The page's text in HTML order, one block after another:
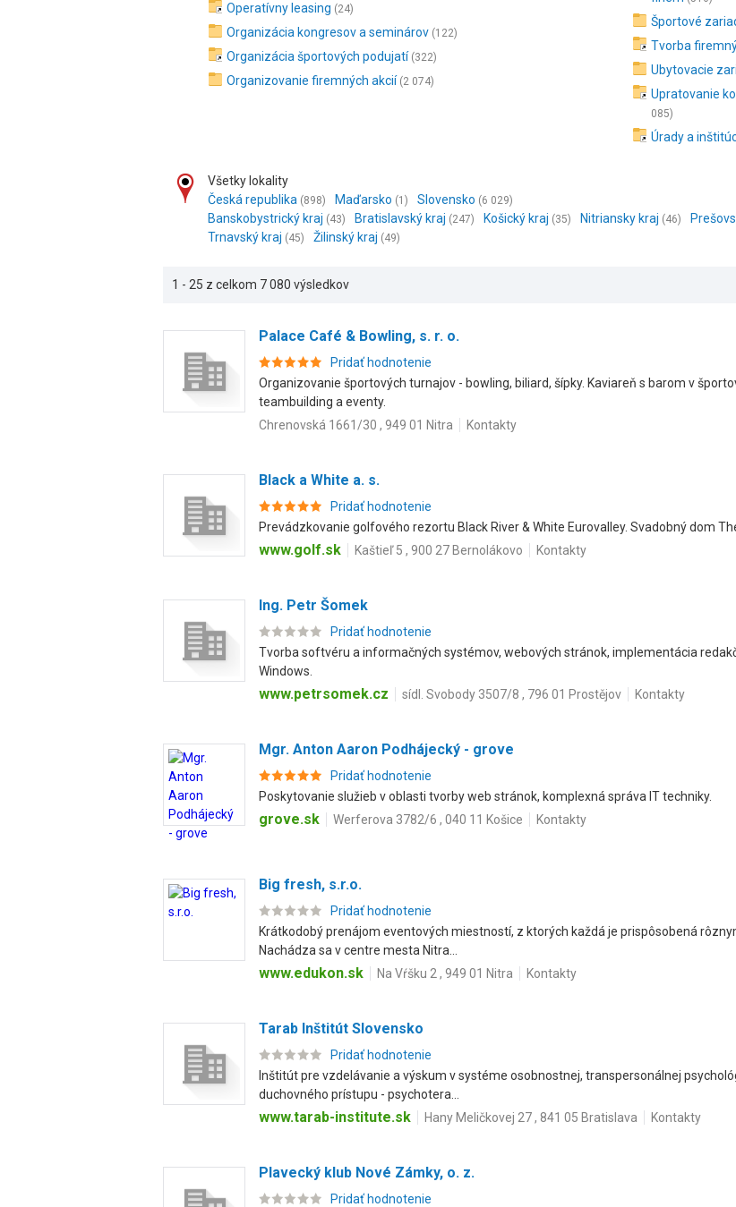
Operatívny leasing (24)
Organizácia kongresov a seminárov (122)
Organizácia športových podujatí (322)
Organizovanie firemných akcií (2 074)
Športové
Tvorba
Ubytovacie
Upratovanie
085)
Úrady a
Všetky lokality
Česká republika (898) Maďarsko (1) Slovensko (6 029)
Banskobystrický kraj (43) Bratislavský kraj (247) Košický kraj (35) Nitriansky kraj (46)
Trnavský kraj (45) Žilinský kraj (49)
1 - 25 z celkom 7 080 výsledkov
Palace Café & Bowling, s. r. o.
Pridať hodnotenie
Organizovanie športových turnajov - bowling, biliard, šípky. Kaviareň s barom v
teambuilding a eventy.
Chrenovská 1661/30 , 949 01 Nitra
Kontakty
Black a White a. s.
Pridať hodnotenie
Prevádzkovanie golfového rezortu Black River & White Eurovalley. Svadobný dom
www.golf.sk Kaštieľ 5 , 900 27 Bernolákovo Kontakty
Ing. Petr Šomek
Pridať hodnotenie
Tvorba softvéru a informačných systémov, webových stránok, implementácia
Windows.
www.petrsomek.cz sídl. Svobody 3507/8 , 796 01 Prostějov Kontakty
Mgr. Anton Aaron Podhájecký - grove
Pridať hodnotenie
Poskytovanie služieb v oblasti tvorby web stránok, komplexná správa IT techniky.
grove.sk Werferova 3782/6 , 040 11 Košice Kontakty
Big fresh, s.r.o.
Pridať hodnotenie
Krátkodobý prenájom eventových miestností, z ktorých každá je prispôsobená
Nachádza sa v centre mesta Nitra...
www.edukon.sk Na Vŕšku 2 , 949 01 Nitra Kontakty
Tarab Inštitút Slovensko
Pridať hodnotenie
Inštitút pre vzdelávanie a výskum v systéme osobnostnej, transpersonálnej
duchovného prístupu - psychotera...
www.tarab-institute.sk Hany Meličkovej 27 , 841 05 Bratislava Kontakty
Plavecký klub Nové Zámky, o. z.
Pridať hodnotenie